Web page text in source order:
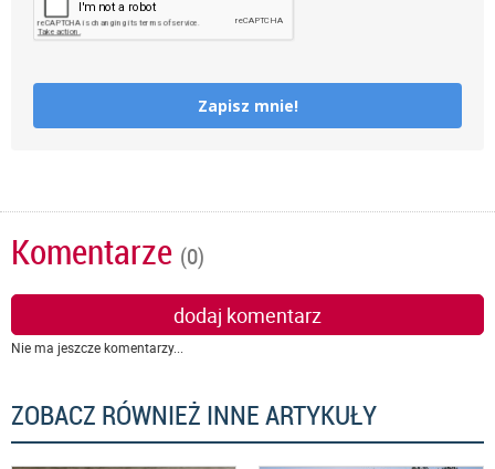
Zapisz mnie!
Komentarze (0)
dodaj komentarz
Nie ma jeszcze komentarzy...
ZOBACZ RÓWNIEŻ INNE ARTYKUŁY